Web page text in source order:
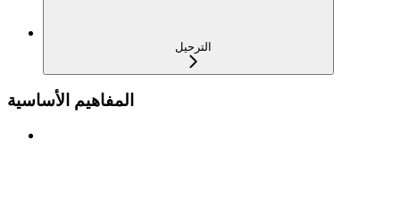
الترحيل
المفاهيم الأساسية